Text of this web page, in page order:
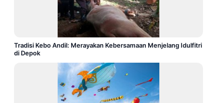
Tradisi Kebo Andil: Merayakan Kebersamaan Menjelang Idulfitri
di Depok